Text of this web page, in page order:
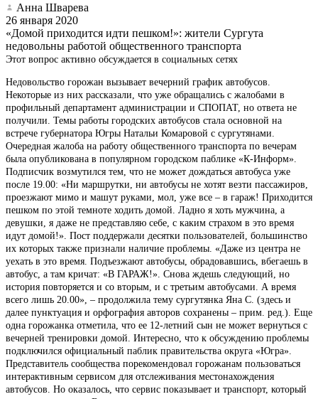
Анна Шварева
26 января 2020
«Домой приходится идти пешком!»: жители Сургута
недовольны работой общественного транспорта
Этот вопрос активно обсуждается в социальных сетях
Недовольство горожан вызывает вечерний график автобусов.
Некоторые из них рассказали, что уже обращались с жалобами в
профильный департамент администрации и СПОПАТ, но ответа не
получили. Темы работы городских автобусов стала основной на
встрече губернатора Югры Натальи Комаровой с сургутянами.
Очередная жалоба на работу общественного транспорта по вечерам
была опубликована в популярном городском паблике «К-Информ».
Подписчик возмутился тем, что не может дождаться автобуса уже
после 19.00: «Ни маршрутки, ни автобусы не хотят везти пассажиров,
проезжают мимо и машут руками, мол, уже все – в гараж! Приходится
пешком по этой темноте ходить домой. Ладно я хоть мужчина, а
девушки, я даже не представляю себе, с каким страхом в это время
идут домой!». Пост поддержали десятки пользователей, большинство
их которых также признали наличие проблемы. «Даже из центра не
уехать в это время. Подъезжают автобусы, обрадовавшись, вбегаешь в
автобус, а там кричат: «В ГАРАЖ!». Снова ждешь следующий, но
история повторяется и со вторым, и с третьим автобусами. А время
всего лишь 20.00», – продолжила тему сургутянка Яна С. (здесь и
далее пунктуация и орфография авторов сохранены – прим. ред.). Еще
одна горожанка отметила, что ее 12-летний сын не может вернуться с
вечерней тренировки домой. Интересно, что к обсуждению проблемы
подключился официальный паблик правительства округа «Югра».
Представитель сообщества порекомендовал горожанам пользоваться
интерактивным сервисом для отслеживания местонахождения
автобусов. Но оказалось, что сервис показывает и транспорт, который